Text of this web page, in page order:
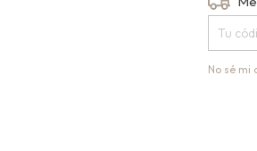
No sé mi